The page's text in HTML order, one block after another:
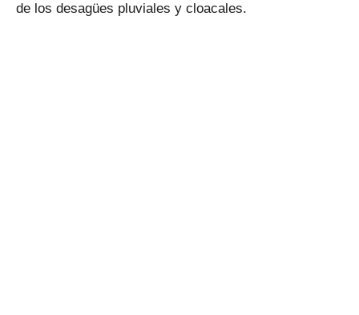
de los desagües pluviales y cloacales.